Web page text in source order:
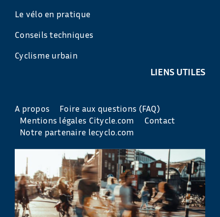
Le vélo en pratique
Conseils techniques
Cyclisme urbain
LIENS UTILES
A propos
Foire aux questions (FAQ)
Mentions légales Citycle.com
Contact
Notre partenaire lecyclo.com